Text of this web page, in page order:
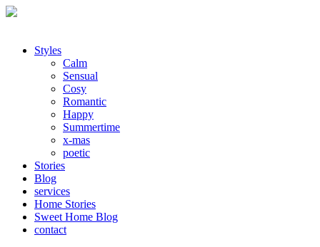
Styles
Calm
Sensual
Cosy
Romantic
Happy
Summertime
x-mas
poetic
Stories
Blog
services
Home Stories
Sweet Home Blog
contact